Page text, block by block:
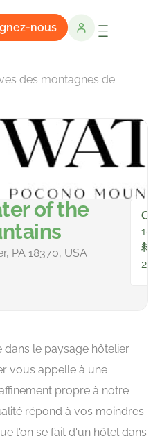
nous
des montagnes de
of the
PA 18370, USA
100
dans le paysage hôtelier
vous appelle à une
propre à notre
répond à vos moindres
l'on se fait d'un hôtel dans